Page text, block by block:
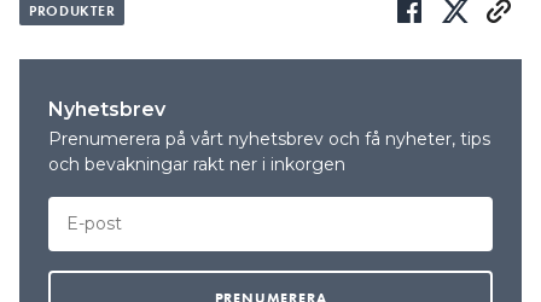
PRODUKTER
Nyhetsbrev
Prenumerera på vårt nyhetsbrev och få nyheter, tips
och bevakningar rakt ner i inkorgen